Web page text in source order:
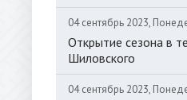
04 сентябрь 2023,
Открытие сезона в
Шиловского
04 сентябрь 2023,